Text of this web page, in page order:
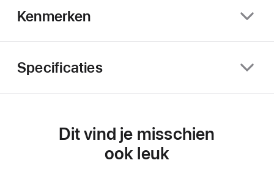
Kenmerken
Specificaties
Dit vind je misschien
ook leuk